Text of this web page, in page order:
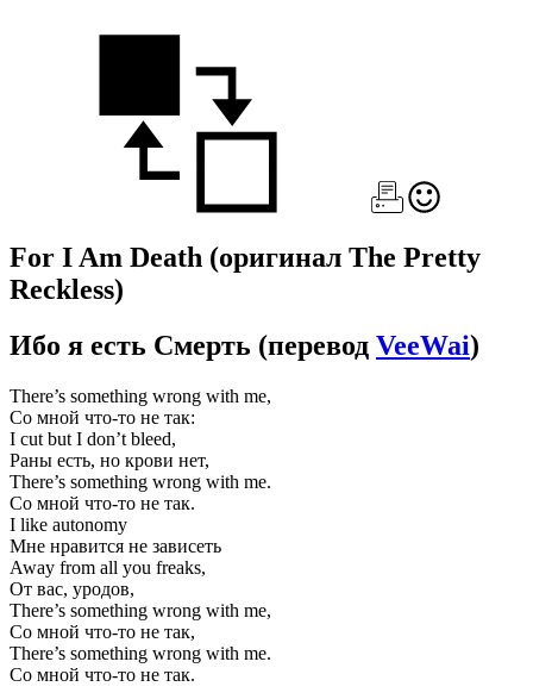
For I Am Death (оригинал The Pretty
Reckless)
Ибо я есть Смерть (перевод VeeWai)
There’s something wrong with me,
Со мной что-то не так:
I cut but I don’t bleed,
Раны есть, но крови нет,
There’s something wrong with me.
Со мной что-то не так.
I like autonomy
Мне нравится не зависеть
Away from all you freaks,
От вас, уродов,
There’s something wrong with me,
Со мной что-то не так,
There’s something wrong with me.
Со мной что-то не так.